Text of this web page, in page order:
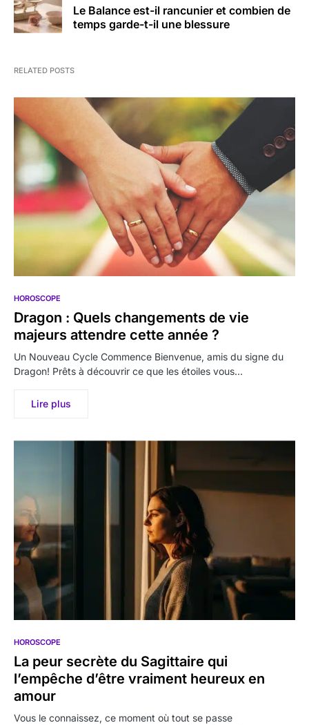
Le Balance est-il rancunier et combien de
temps garde-t-il une blessure
RELATED POSTS
HOROSCOPE
Dragon : Quels changements de vie
majeurs attendre cette année ?
Un Nouveau Cycle Commence Bienvenue, amis du signe du
Dragon! Prêts à découvrir ce que les étoiles vous…
Lire plus
HOROSCOPE
La peur secrète du Sagittaire qui
l’empêche d’être vraiment heureux en
amour
Vous le connaissez, ce moment où tout se passe